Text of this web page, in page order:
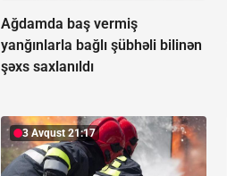
Ağdamda baş vermiş
yanğınlarla bağlı şübhəli bilinən
şəxs saxlanıldı
3 Avqust 21:17